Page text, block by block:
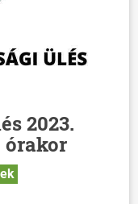
2023.
órakor